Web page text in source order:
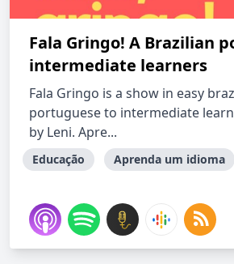
Fala Gringo! A Brazilian
intermediate learners
Fala Gringo is a show in easy
portuguese to intermediate
by Leni. Apre...
Educação Aprenda um idioma